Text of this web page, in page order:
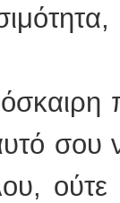
σου